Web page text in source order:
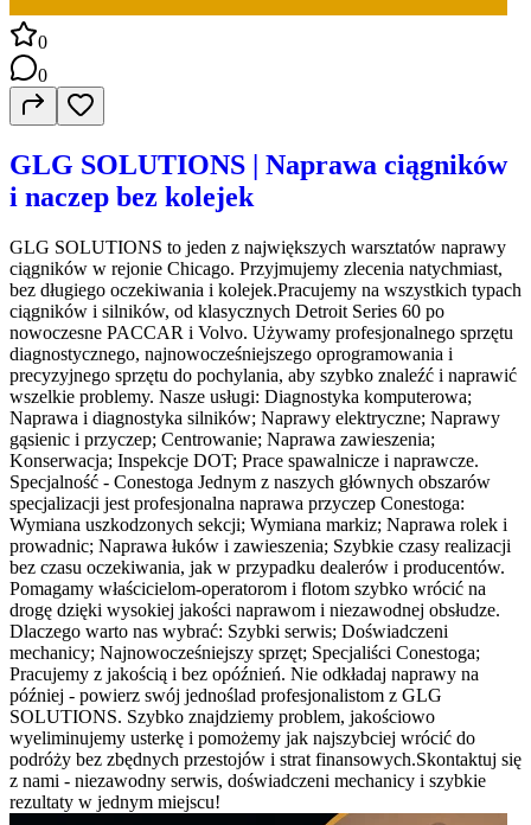
0
0
GLG SOLUTIONS | Naprawa ciągników
i naczep bez kolejek
GLG SOLUTIONS to jeden z największych warsztatów naprawy
ciągników w rejonie Chicago. Przyjmujemy zlecenia natychmiast,
bez długiego oczekiwania i kolejek.Pracujemy na wszystkich typach
ciągników i silników, od klasycznych Detroit Series 60 po
nowoczesne PACCAR i Volvo. Używamy profesjonalnego sprzętu
diagnostycznego, najnowocześniejszego oprogramowania i
precyzyjnego sprzętu do pochylania, aby szybko znaleźć i naprawić
wszelkie problemy. Nasze usługi: Diagnostyka komputerowa;
Naprawa i diagnostyka silników; Naprawy elektryczne; Naprawy
gąsienic i przyczep; Centrowanie; Naprawa zawieszenia;
Konserwacja; Inspekcje DOT; Prace spawalnicze i naprawcze.
Specjalność - Conestoga Jednym z naszych głównych obszarów
specjalizacji jest profesjonalna naprawa przyczep Conestoga:
Wymiana uszkodzonych sekcji; Wymiana markiz; Naprawa rolek i
prowadnic; Naprawa łuków i zawieszenia; Szybkie czasy realizacji
bez czasu oczekiwania, jak w przypadku dealerów i producentów.
Pomagamy właścicielom-operatorom i flotom szybko wrócić na
drogę dzięki wysokiej jakości naprawom i niezawodnej obsłudze.
Dlaczego warto nas wybrać: Szybki serwis; Doświadczeni
mechanicy; Najnowocześniejszy sprzęt; Specjaliści Conestoga;
Pracujemy z jakością i bez opóźnień. Nie odkładaj naprawy na
później - powierz swój jednoślad profesjonalistom z GLG
SOLUTIONS. Szybko znajdziemy problem, jakościowo
wyeliminujemy usterkę i pomożemy jak najszybciej wrócić do
podróży bez zbędnych przestojów i strat finansowych.Skontaktuj się
z nami - niezawodny serwis, doświadczeni mechanicy i szybkie
rezultaty w jednym miejscu!